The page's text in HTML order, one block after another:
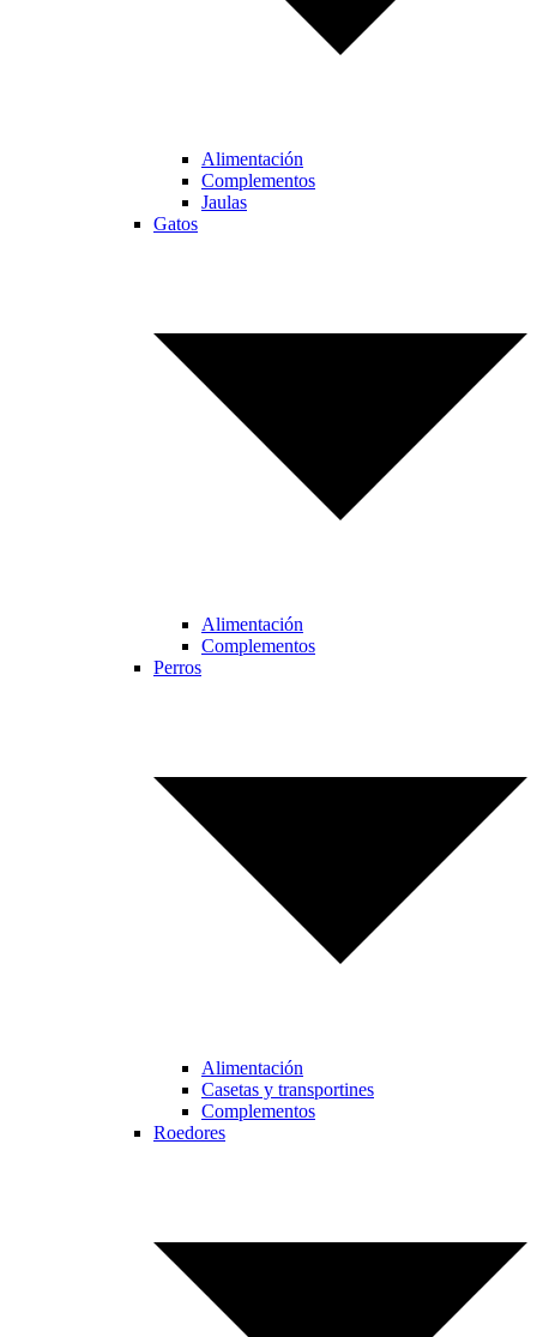
Alimentación
Complementos
Jaulas
Gatos
Alimentación
Complementos
Perros
Alimentación
Casetas y transportines
Complementos
Roedores